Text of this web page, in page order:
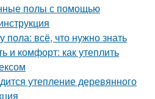
полы с помощью
пола: всё, что нужно знать
и комфорт: как утеплить
утепление деревянного